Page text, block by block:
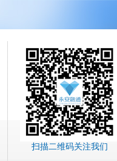
扫描二维码关注我们